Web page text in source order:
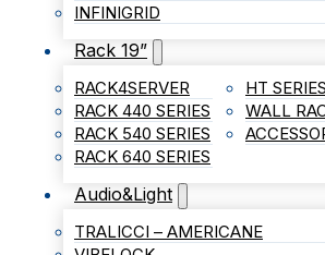
INFINIGRID
Rack 19”
RACK4SERVER
RACK 440 SERIES
RACK 540 SERIES
RACK 640 SERIES
HT SERIES
WALL
Audio&Light
TRALICCI – AMERICANE